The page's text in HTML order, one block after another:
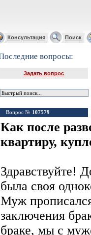
Консультация Поиск
вопросы:
Задать вопрос
Вопрос № 107579
Как после
квартиру,
Здравствуйте!
была своя
Муж
заключения
браке, мы с